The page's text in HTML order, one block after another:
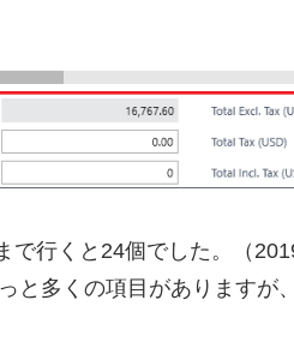
行くと24個でした。（
と多くの項目がありますが